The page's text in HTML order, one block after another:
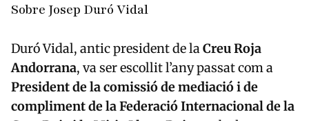
Sobre Josep Duró Vidal
Duró Vidal, antic president de laCreu Roja
Andorrana, va ser escollit l’any passat com a
President de la comissió de mediació i de
compliment de la Federació Internacional de la